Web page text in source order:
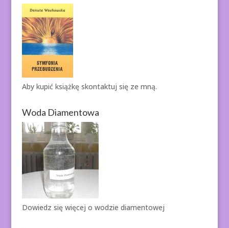
Aby kupić książkę skontaktuj się ze mną.
Woda Diamentowa
Dowiedz się więcej o wodzie diamentowej